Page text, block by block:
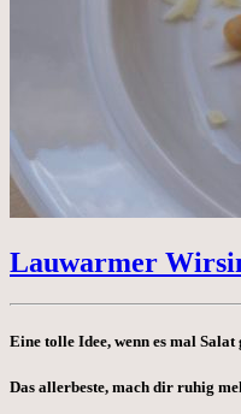
Lauwarmer
Eine tolle Idee, wenn es mal
Das allerbeste, mach dir ruhig